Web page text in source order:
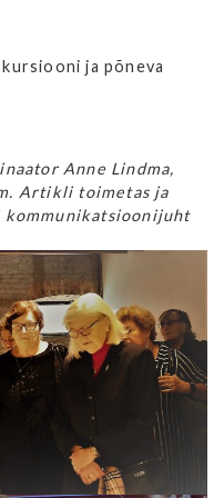
ja põneva
Anne Lindma,
Artikli toimetas ja